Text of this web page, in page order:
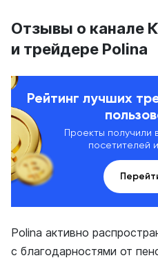
Отзывы о канале
и трейдере Polina
Рейтинг лучших
Проекты получили
посетителей
Polina активно
с благодарностями от